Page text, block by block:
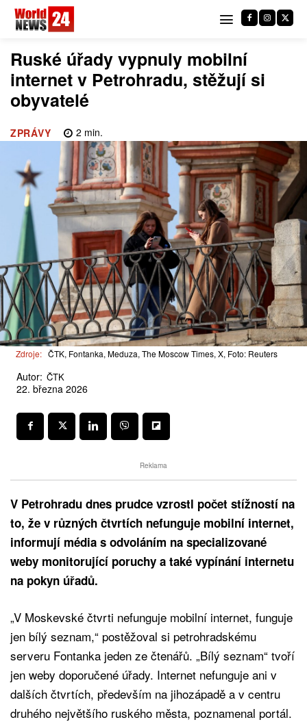
Ruské úřady vypnuly mobilní
internet v Petrohradu, stěžují si
obyvatelé
ZPRÁVY 2 min.
Zdroje: ČTK, Fontanka, Meduza, The Moscow Times, X, Foto: Reuters
Autor: ČTK
22. března 2026
Reklama
V Petrohradu dnes prudce vzrostl počet stížností na
to, že v různých čtvrtích nefunguje mobilní internet,
informují média s odvoláním na specializované
weby monitorující poruchy a také vypínání internetu
na pokyn úřadů.
„V Moskevské čtvrti nefunguje mobilní internet, funguje
jen bílý seznam,“ postěžoval si petrohradskému
serveru Fontanka jeden ze čtenářů. „Bílý seznam“ tvoří
jen weby doporučené úřady. Internet nefunguje ani v
dalších čtvrtích, především na jihozápadě a v centru
druhého největšího ruského města, poznamenal portál.